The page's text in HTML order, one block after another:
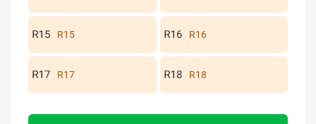
R15 R16
R17 R18